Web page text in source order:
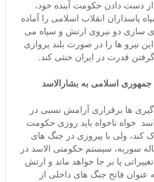
دست دادن حکومت آینده خود،
پاسداران انقلاب اسلامی را آماده
سازی دو نیروی ارتش و سپاه می
نیرو ها را در صورت بلند پروازی
قدرت در ایران خنثی کند.
اسلامی به بشارالاسد
گیری ها برقراری آرامش نسبی در
خواه ناخواه باید روزی حکومت
کند، ولی با پیروزی در جنگ های
سوریه، سیستم حکومتی الاسد در
پا بر جا خواهد ماند و ارتش
عنوان فاتح جنگ های داخلی از